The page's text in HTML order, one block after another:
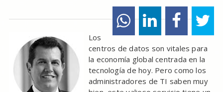
Los
centros de datos son vitales para
la economía global centrada en la
tecnología de hoy. Pero como los
administradores de TI saben muy